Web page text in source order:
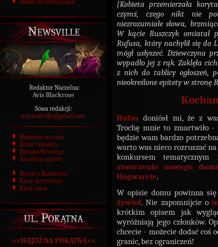
Devana na przeglądarce
Newsville
Redaktor Naczelna:
Avis Blackrose
Sowa redakcji:
red.newsville@gmail.com
Najnowsze wydanie
Działy i redakcja
Historia Newsville
Archiwum gazetki
Humor z Ramesville
Kącik artystyczny
Kącik porad
ul. Pokątna
>>WEJDŹ NA POKĄTNĄ<<
[Kobieta przemierzała
czymś, czego nikt nie
niezrozumiałe słowa,
W kącie Ruszczyk omiatał
Rufusa, który nachylił się do
mógł usłyszeć. Dziewczyna
wypadło jej z rąk. Zaklęła
z nich do tablicy ogłoszeń,
nieokreślone epitety w stronę
Rufus doniósł mi, że z
Trochę mnie to zmartwiło
będzie wam bardzo
warto was nieco rozruszać
konkursem tematycznym
stworzenie nowego
Hogwarcie.
W opisie domu powinna
żywioł. Nie zapomnijcie o
krótkim opisem jak
wyróżniają jego członków.
chcecie - możecie dodać coś
granic, bez ograniczeń!